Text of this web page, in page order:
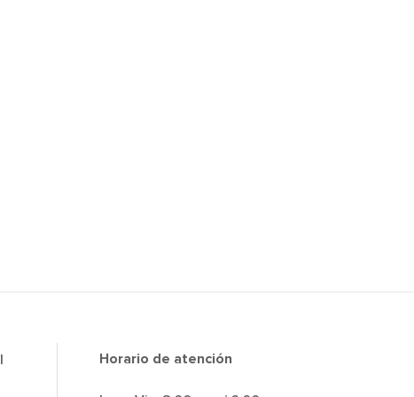
Horario de atención